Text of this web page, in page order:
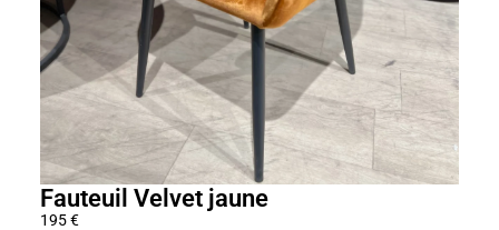
0
€
Fauteuil Velvet jaune
195€